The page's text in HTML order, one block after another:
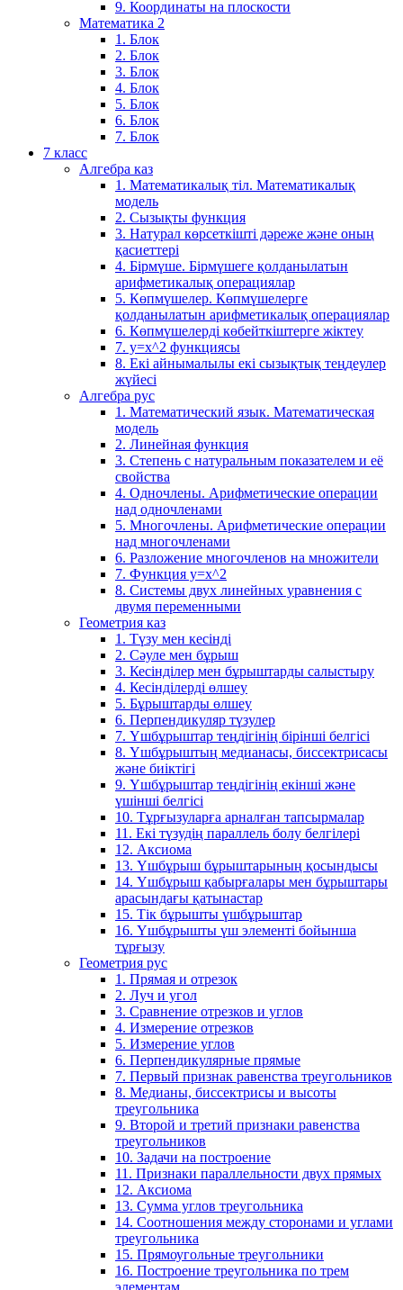
9. Координаты на плоскости
Математика 2
1. Блок
2. Блок
3. Блок
4. Блок
5. Блок
6. Блок
7. Блок
7 класс
Алгебра каз
1. Математикалық тіл. Математикалық
модель
2. Сызықты функция
3. Натурал көрсеткішті дәреже және оның
қасиеттері
4. Бірмүше. Бірмүшеге қолданылатын
арифметикалық операциялар
5. Көпмүшелер. Көпмүшелерге
қолданылатын арифметикалық операциялар
6. Көпмүшелерді көбейткіштерге жіктеу
7. у=х^2 функциясы
8. Екі айнымалылы екі сызықтық теңдеулер
жүйесі
Алгебра рус
1. Математический язык. Математическая
модель
2. Линейная функция
3. Степень с натуральным показателем и её
свойства
4. Одночлены. Арифметические операции
над одночленами
5. Многочлены. Арифметические операции
над многочленами
6. Разложение многочленов на множители
7. Функция y=x^2
8. Системы двух линейных уравнения с
двумя переменными
Геометрия каз
1. Түзу мен кесінді
2. Сәуле мен бұрыш
3. Кесінділер мен бұрыштарды салыстыру
4. Кесінділерді өлшеу
5. Бұрыштарды өлшеу
6. Перпендикуляр түзулер
7. Үшбұрыштар теңдігінің бірінші белгісі
8. Үшбұрыштың медианасы, биссектрисасы
және биіктігі
9. Үшбұрыштар теңдігінің екінші және
үшінші белгісі
10. Тұрғызуларға арналған тапсырмалар
11. Екі түзудің параллель болу белгілері
12. Аксиома
13. Үшбұрыш бұрыштарының қосындысы
14. Үшбұрыш қабырғалары мен бұрыштары
арасындағы қатынастар
15. Тік бұрышты үшбұрыштар
16. Үшбұрышты үш элементі бойынша
тұрғызу
Геометрия рус
1. Прямая и отрезок
2. Луч и угол
3. Сравнение отрезков и углов
4. Измерение отрезков
5. Измерение углов
6. Перпендикулярные прямые
7. Первый признак равенства треугольников
8. Медианы, биссектрисы и высоты
треугольника
9. Второй и третий признаки равенства
треугольников
10. Задачи на построение
11. Признаки параллельности двух прямых
12. Аксиома
13. Сумма углов треугольника
14. Соотношения между сторонами и углами
треугольника
15. Прямоугольные треугольники
16. Построение треугольника по трем
элементам